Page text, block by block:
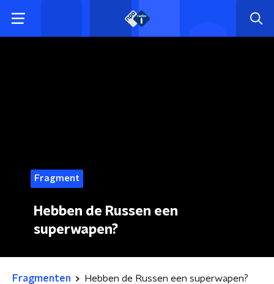
Fragment
Hebben de Russen een
superwapen?
Fragmenten Hebben de Russen een superwapen?